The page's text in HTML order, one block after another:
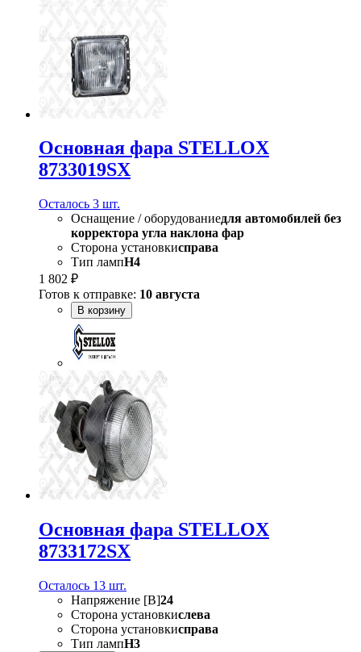
Основная фара STELLOX
8733019SX
Осталось 3 шт.
Оснащение / оборудованиедля автомобилей без
корректора угла наклона фар
Сторона установкисправа
Тип лампH4
1 802 ₽
Готов к отправке: 10 августа
В корзину
Основная фара STELLOX
8733172SX
Осталось 13 шт.
Напряжение [В]24
Сторона установкислева
Сторона установкисправа
Тип лампH3